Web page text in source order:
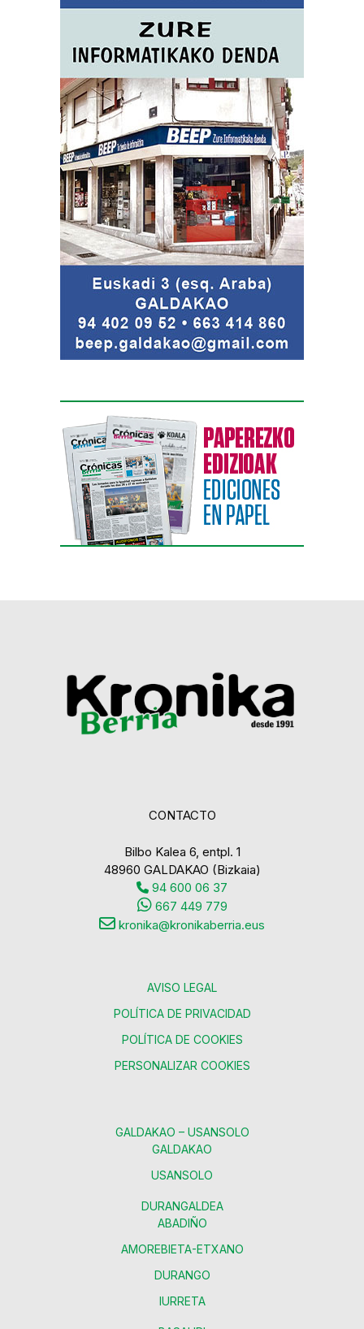
CONTACTO
Bilbo Kalea 6, entpl. 1
48960 GALDAKAO (Bizkaia)
94 600 06 37
667 449 779
kronika@kronikaberria.eus
AVISO LEGAL
POLÍTICA DE PRIVACIDAD
POLÍTICA DE COOKIES
PERSONALIZAR COOKIES
GALDAKAO – USANSOLO
GALDAKAO
USANSOLO
DURANGALDEA
ABADIÑO
AMOREBIETA-ETXANO
DURANGO
IURRETA